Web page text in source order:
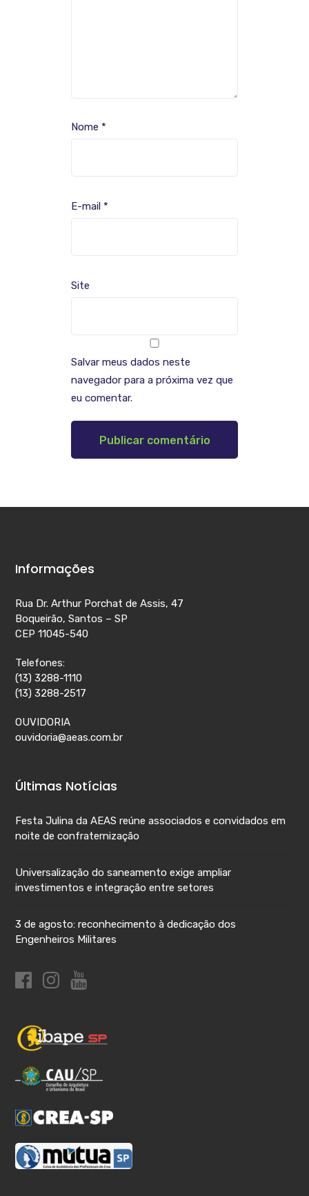
Nome *
E-mail *
Site
Salvar meus dados neste
navegador para a próxima vez que
eu comentar.
Informações
Rua Dr. Arthur Porchat de Assis, 47
Boqueirão, Santos – SP
CEP 11045-540
Telefones:
(13) 3288-1110
(13) 3288-2517
OUVIDORIA
ouvidoria@aeas.com.br
Últimas Notícias
Festa Julina da AEAS reúne associados e convidados em
noite de confraternização
Universalização do saneamento exige ampliar
investimentos e integração entre setores
3 de agosto: reconhecimento à dedicação dos
Engenheiros Militares